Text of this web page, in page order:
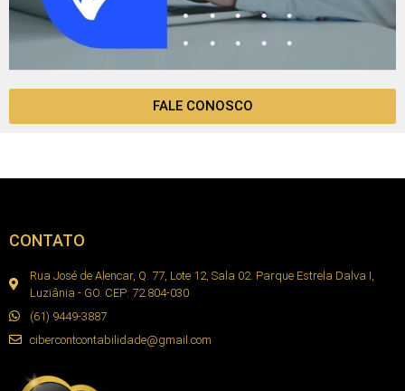
FALE CONOSCO
CONTATO
Rua José de Alencar, Q. 77, Lote 12, Sala 02. Parque Estrela Dalva I,
Luziânia - GO. CEP: 72.804-030
(61) 9449-3887
cibercontcontabilidade@gmail.com